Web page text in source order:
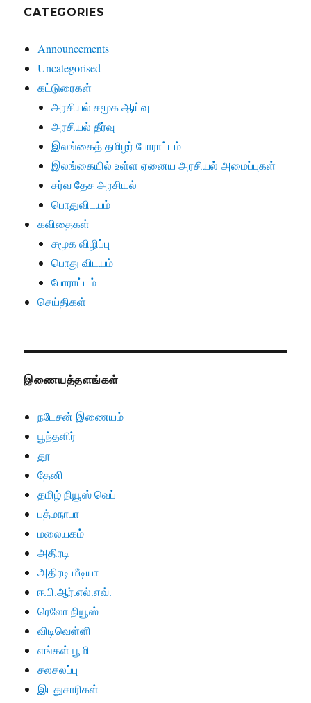
CATEGORIES
Announcements
Uncategorised
கட்டுரைகள்
அரசியல் சமூக ஆய்வு
அரசியல் தீர்வு
இலங்கைத் தமிழர் போராட்டம்
இலங்கையில் உள்ள ஏனைய அரசியல் அமைப்புகள்
சர்வ தேச அரசியல்
பொதுவிடயம்
கவிதைகள்
சமூக விழிப்பு
பொது விடயம்
போராட்டம்
செய்திகள்
இணையத்தளங்கள்
நடேசன் இணையம்
பூந்தளிர்
தூ
தேனி
தமிழ் நியூஸ் வெப்
பத்மநாபா
மலையகம்
அதிரடி
அதிரடி மீடியா
ஈ.பி.ஆர்.எல்.எவ்.
ரெலோ நியூஸ்
விடிவெள்ளி
எங்கள் பூமி
சலசலப்பு
இடதுசாரிகள்